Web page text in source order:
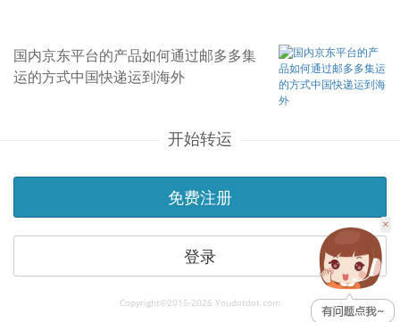
国内京东平台的产品如何通过邮多多集
运的方式中国快递运到海外
开始转运
免费注册
登录
Copyright©2015-2026 Youdotdot.com
×